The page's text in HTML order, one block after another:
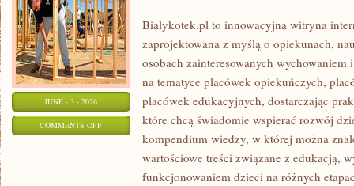
JUNE - 3 - 2026
COMMENTS OFFON
Bialykotek.pl to innowacyjna witryna
zaprojektowana z myślą o opiekunach,
osobach zainteresowanych
na tematyce placówek opiekuńczych,
placówek edukacyjnych, dostarczając
które chcą świadomie wspierać rozwój
kompendium wiedzy, w której można
wartościowe treści związane z edukacją,
funkcjonowaniem dzieci na różnych